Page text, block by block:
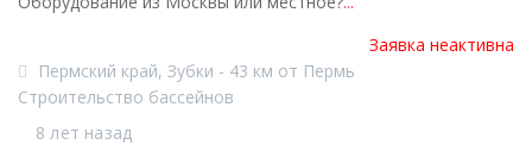
Заявка неактивна
8 лет назад
Пермский край, Зубки - 43 км от Пермь
Строительство бассейнов